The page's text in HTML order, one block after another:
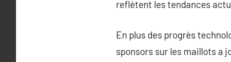
reflètent les tendances
En plus des progrès
sponsors sur les maillots a